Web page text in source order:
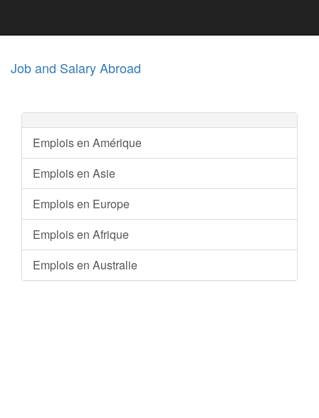
Job and Salary Abroad
Emplois en Amérique
Emplois en Asie
Emplois en Europe
Emplois en Afrique
Emplois en Australie